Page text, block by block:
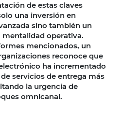
de estas claves
una inversión en
sino también un
mentalidad operativa.
mencionados, un
reconoce que
ha incrementado
servicios de entrega más
la urgencia de
omnicanal.